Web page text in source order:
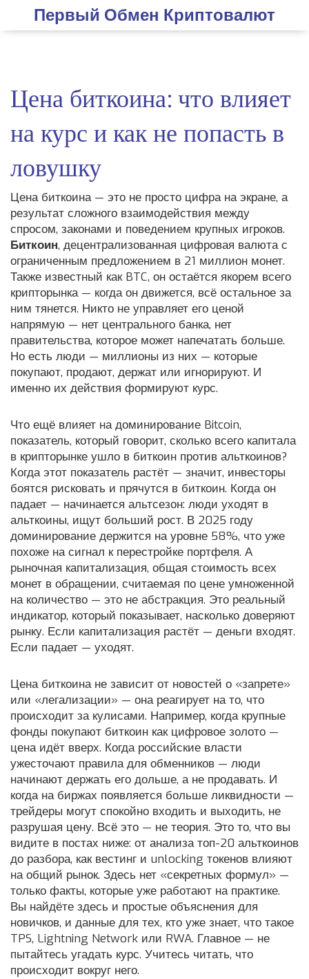
Первый Обмен Криптовалют
Цена биткоина: что влияет
на курс и как не попасть в
ловушку
Цена биткоина — это не просто цифра на экране, а
результат сложного взаимодействия между
спросом, законами и поведением крупных игроков.
Биткоин, децентрализованная цифровая валюта с
ограниченным предложением в 21 миллион монет.
Также известный как BTC, он остаётся якорем всего
крипторынка — когда он движется, всё остальное за
ним тянется. Никто не управляет его ценой
напрямую — нет центрального банка, нет
правительства, которое может напечатать больше.
Но есть люди — миллионы из них — которые
покупают, продают, держат или игнорируют. И
именно их действия формируют курс.
Что ещё влияет надоминирование Bitcoin,
показатель, который говорит, сколько всего капитала
в крипторынке ушло в биткоин против альткоинов?
Когда этот показатель растёт — значит, инвесторы
боятся рисковать и прячутся в биткоин. Когда он
падает — начинается альтсезон: люди уходят в
альткоины, ищут больший рост. В 2025 году
доминирование держится на уровне 58%, что уже
похоже на сигнал к перестройке портфеля. А
рыночная капитализация, общая стоимость всех
монет в обращении, считаемая по цене умноженной
на количество — это не абстракция. Это реальный
индикатор, который показывает, насколько доверяют
рынку. Если капитализация растёт — деньги входят.
Если падает — уходят.
Цена биткоина не зависит от новостей о «запрете»
или «легализации» — она реагирует на то, что
происходит за кулисами. Например, когда крупные
фонды покупают биткоин как цифровое золото —
цена идёт вверх. Когда российские власти
ужесточают правила для обменников — люди
начинают держать его дольше, а не продавать. И
когда на биржах появляется больше ликвидности —
трейдеры могут спокойно входить и выходить, не
разрушая цену. Всё это — не теория. Это то, что вы
видите в постах ниже: от анализа топ-20 альткоинов
до разбора, как вестинг и unlocking токенов влияют
на общий рынок. Здесь нет «секретных формул» —
только факты, которые уже работают на практике.
Вы найдёте здесь и простые объяснения для
новичков, и данные для тех, кто уже знает, что такое
TPS, Lightning Network или RWA. Главное — не
пытайтесь угадать курс. Учитесь читать, что
происходит вокруг него.